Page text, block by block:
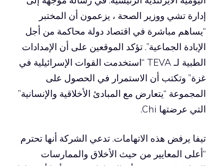
إدارة تشي ووزير الصحة ، يزعمون أن المختبر
“يساهم مباشرة في اقتصاد دولة محاكمة من أجل
الإبادة الجماعية”. تؤكد الموقعين على أن الإمدادات
الطبية لـ TEVA “استخدمت القوات الإسرائيلية في
غزة” وتكتب أن الاستمرار في الحصول على
المجموعة “يتعارض مع المبادئ الأخلاقية والإنسانية”
التي عرضتها Chi.
تيفا يرفض هذه الاتهامات. تدعي الشركة أنها تحترم
“أعلى المعايير من حيث الأخلاق والممارسات